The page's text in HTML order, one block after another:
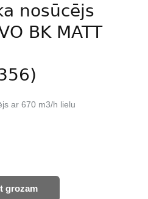
nosūcējs
BK MATT
ar 670 m3/h lielu
grozam